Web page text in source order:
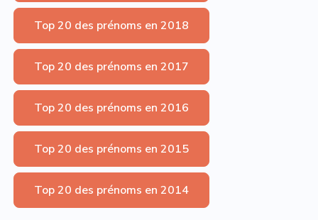
Top 20 des prénoms en 2018
Top 20 des prénoms en 2017
Top 20 des prénoms en 2016
Top 20 des prénoms en 2015
Top 20 des prénoms en 2014